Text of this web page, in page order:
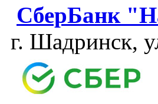
СберБанк
г. Шадринск,